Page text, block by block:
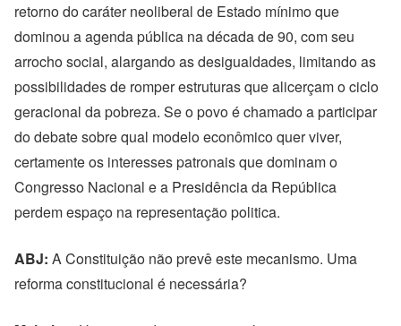
retorno do caráter neoliberal de Estado mínimo que
dominou a agenda pública na década de 90, com seu
arrocho social, alargando as desigualdades, limitando as
possibilidades de romper estruturas que alicerçam o ciclo
geracional da pobreza. Se o povo é chamado a participar
do debate sobre qual modelo econômico quer viver,
certamente os interesses patronais que dominam o
Congresso Nacional e a Presidência da República
perdem espaço na representação politica.
ABJ: A Constituição não prevê este mecanismo. Uma
reforma constitucional é necessária?